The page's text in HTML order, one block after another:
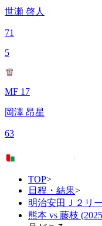
世瀬 啓人
71
5
MF 17
岡澤 昂星
63
TOP>
日程・結果>
明治安田Ｊ２リ
熊本 vs 藤枝